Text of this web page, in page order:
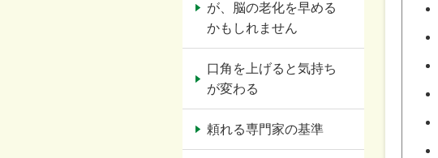
が、脳の老化を早める
かもしれません
口角を上げると気持ち
が変わる
頼れる専門家の基準